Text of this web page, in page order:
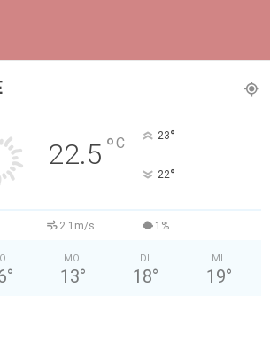
22.5 °C 23°
22°
2.1m/s 1%
°
MO
13°
DI
18°
MI
19°